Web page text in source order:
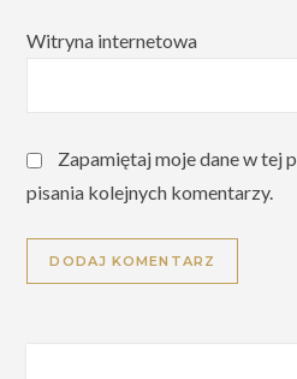
Witryna internetowa
Zapamiętaj moje dane w tej
pisania kolejnych komentarzy.